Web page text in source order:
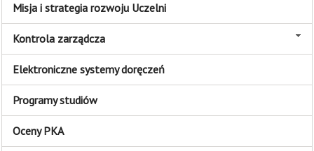
Misja i strategia rozwoju Uczelni
Kontrola zarządcza
Elektroniczne systemy doręczeń
Programy studiów
Oceny PKA